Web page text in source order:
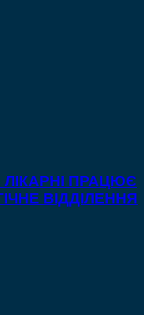
ПРАЦЮЄ
ВІДДІЛЕННЯ